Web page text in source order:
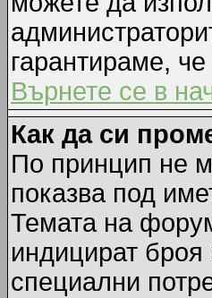
гарантираме,
Върнете се в
Как да си
По принцип не
показва под
Темата на
индицират броя
специални